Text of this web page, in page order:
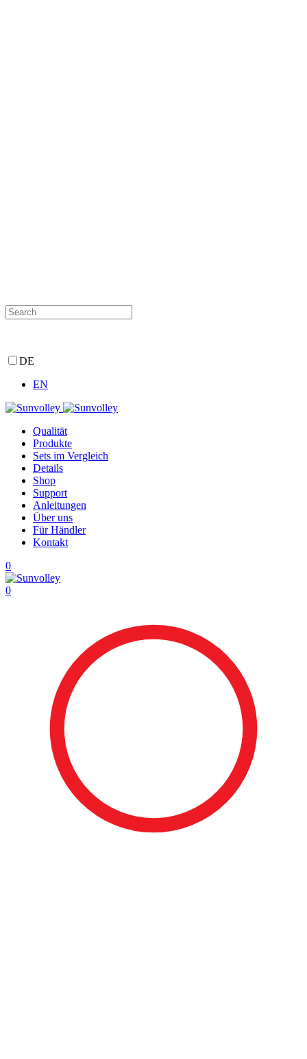
DE
EN
Qualität
Produkte
Sets im Vergleich
Details
Shop
Support
Anleitungen
Über uns
Für Händler
Kontakt
0
0